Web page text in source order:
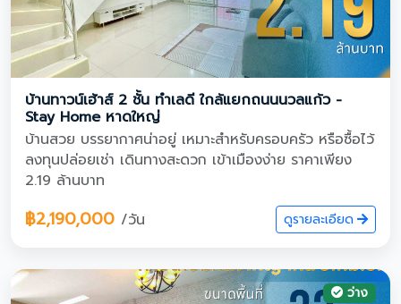
บ้านทาวน์เฮ้าส์ 2 ชั้น ทำเลดี ใกล้แยกถนนนวลแก้ว -
Stay Home หาดใหญ่
บ้านสวย บรรยากาศน่าอยู่ เหมาะสำหรับครอบครัว หรือซื้อไว้
ลงทุนปล่อยเช่า เดินทางสะดวก เข้าเมืองง่าย ราคาเพียง
2.19 ล้านบาท
฿2,190,000 /วัน ดูรายละเอียด
ว่าง